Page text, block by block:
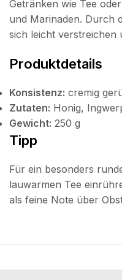
Getränken wie Tee
und Marinaden. Durch
sich leicht verstreichen
Produktdetails
Konsistenz: cremig
Zutaten: Honig,
Gewicht: 250 g
Tipp
Für ein besonders
lauwarmen Tee
als feine Note über